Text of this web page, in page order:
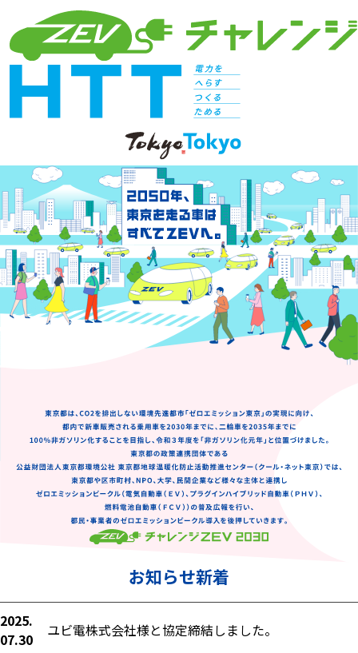
お知らせ新着
2025.
07.30
ユビ電株式会社様と協定締結しました。